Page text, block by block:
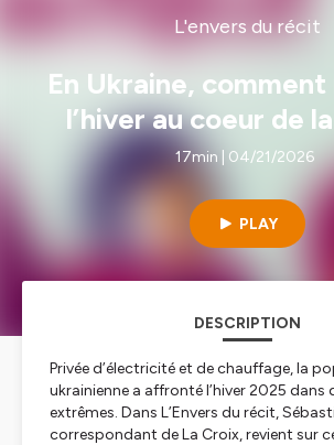
L'envers du récit
En Ukraine,
l’hiver au coeur de
17min | 04/21/2026
PLAY
DESCRIPTION
Privée d’électricité et de chauffage, la
ukrainienne a affronté l’hiver 2025
extrêmes. Dans L’Envers du récit,
correspondant deLa Croix,revient sur